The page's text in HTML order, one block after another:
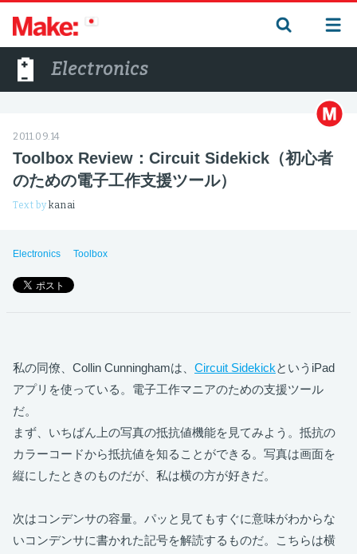
Electronics
2011.09.14
Toolbox Review：Circuit Sidekick（初心者
のための電子工作支援ツール）
Text bykanai
Electronics Toolbox
私の同僚、Collin Cunninghamは、 Circuit SidekickというiPad
アプリを使っている。電子工作マニアのための支援ツール
だ。
まず、いちばん上の写真の抵抗値機能を見てみよう。抵抗の
カラーコードから抵抗値を知ることができる。写真は画面を
縦にしたときのものだが、私は横の方が好きだ。
次はコンデンサの容量。パッと見てもすぐに意味がわからな
いコンデンサに書かれた記号を解読するものだ。こちらは横